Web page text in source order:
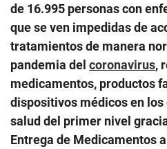
de 16.995 personas con
que se ven impedidas de
tratamientos de manera
pandemia del coronavirus,
medicamentos, productos
dispositivos médicos en
salud del primer nivel
Entrega de Medicamentos